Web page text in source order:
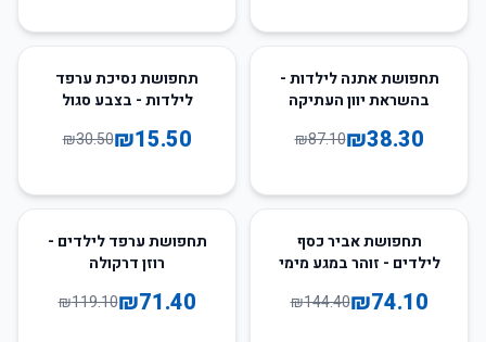
56
תחפושת אתנה לילדות -
בהשראת יוון העתיקה
₪38.30
₪87.10
49תחפושת נסיכת ערפד
לילדות - בצבע סגול
₪15.50
₪30.50
תחפושת אביר כסף
לילדים - זוהר במגע מימי
₪74.10
₪144.40
40
תחפושת ערפד לילדים -
רוזן דרקולה
₪71.40
₪119.10